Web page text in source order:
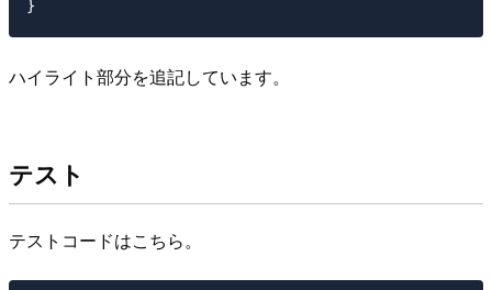
ハイライト部分を追記しています。
テスト
テストコードはこちら。